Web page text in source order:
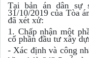
Tại bản án dân sự
31/10/2019 của Tòa
đã xét xử:
1. Chấp nhận một
cổ phần đầu tư xây
- Xác định và công